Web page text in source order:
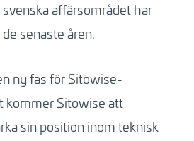
affärsområdet har
senaste åren.
ny fas för Sitowise-
kommer Sitowise att
sin position inom teknisk